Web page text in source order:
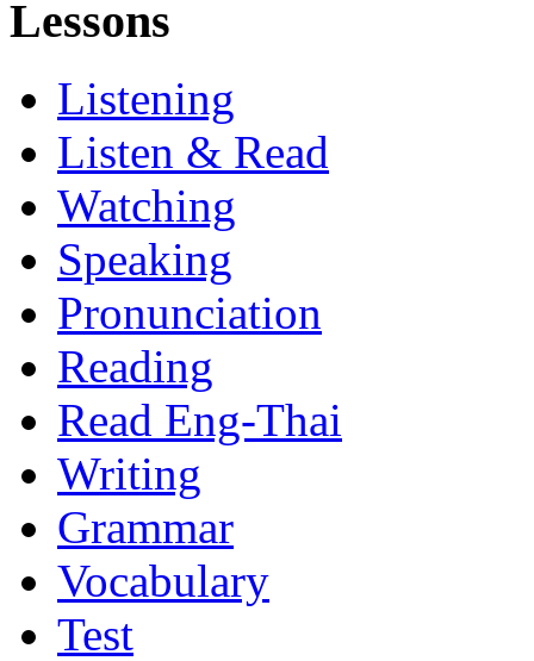
Lessons
Listening
Listen & Read
Watching
Speaking
Pronunciation
Reading
Read Eng-Thai
Writing
Grammar
Vocabulary
Test